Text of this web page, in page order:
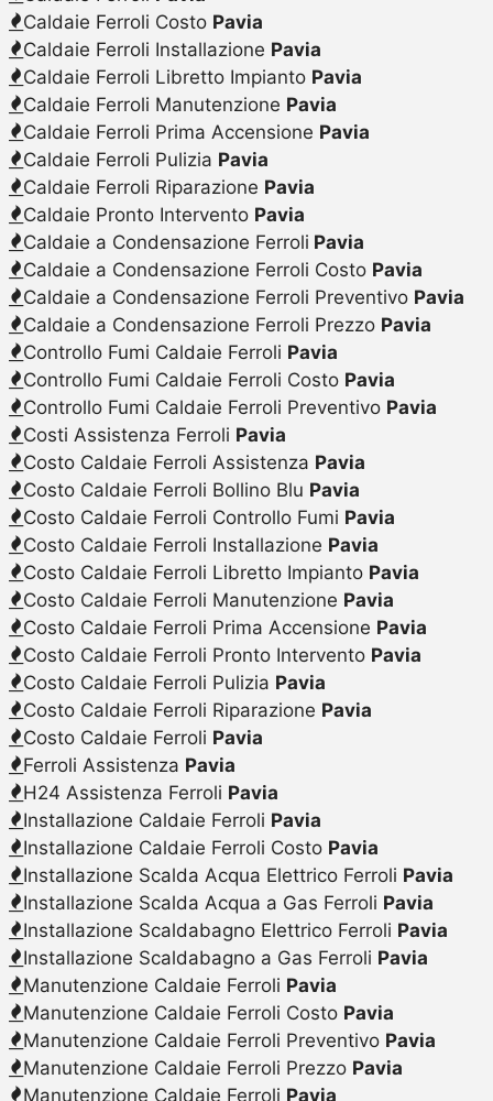
Caldaie Ferroli Costo Pavia
Caldaie Ferroli Installazione Pavia
Caldaie Ferroli Libretto Impianto Pavia
Caldaie Ferroli Manutenzione Pavia
Caldaie Ferroli Prima Accensione Pavia
Caldaie Ferroli Pulizia Pavia
Caldaie Ferroli Riparazione Pavia
Caldaie Pronto Intervento Pavia
Caldaie a Condensazione Ferroli Pavia
Caldaie a Condensazione Ferroli Costo Pavia
Caldaie a Condensazione Ferroli Preventivo Pavia
Caldaie a Condensazione Ferroli Prezzo Pavia
Controllo Fumi Caldaie Ferroli Pavia
Controllo Fumi Caldaie Ferroli Costo Pavia
Controllo Fumi Caldaie Ferroli Preventivo Pavia
Costi Assistenza Ferroli Pavia
Costo Caldaie Ferroli Assistenza Pavia
Costo Caldaie Ferroli Bollino Blu Pavia
Costo Caldaie Ferroli Controllo Fumi Pavia
Costo Caldaie Ferroli Installazione Pavia
Costo Caldaie Ferroli Libretto Impianto Pavia
Costo Caldaie Ferroli Manutenzione Pavia
Costo Caldaie Ferroli Prima Accensione Pavia
Costo Caldaie Ferroli Pronto Intervento Pavia
Costo Caldaie Ferroli Pulizia Pavia
Costo Caldaie Ferroli Riparazione Pavia
Costo Caldaie Ferroli Pavia
Ferroli Assistenza Pavia
H24 Assistenza Ferroli Pavia
Installazione Caldaie Ferroli Pavia
Installazione Caldaie Ferroli Costo Pavia
Installazione Scalda Acqua Elettrico Ferroli Pavia
Installazione Scalda Acqua a Gas Ferroli Pavia
Installazione Scaldabagno Elettrico Ferroli Pavia
Installazione Scaldabagno a Gas Ferroli Pavia
Manutenzione Caldaie Ferroli Pavia
Manutenzione Caldaie Ferroli Costo Pavia
Manutenzione Caldaie Ferroli Preventivo Pavia
Manutenzione Caldaie Ferroli Prezzo Pavia
Manutenzione Caldaie Ferroli Pavia